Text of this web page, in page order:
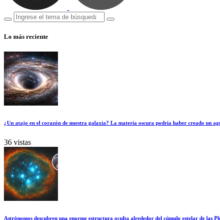
Lo más reciente
¿Un atajo en el corazón de nuestra galaxia? La materia oscura podría haber creado un
36 vistas
Astrónomos descubren una enorme estructura oculta alrededor del cúmulo estelar de las